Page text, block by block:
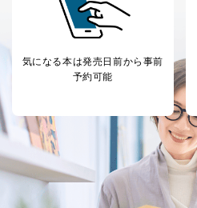
法令に基づく場合
人の生命､身体または財産
場合であって、本人の同意
公衆衛生の向上または児童
に特に必要がある場合であ
国の機関もしくは地方公共
た者が法令の定める事務を
する必要がある場合であっ
により当該事務の遂行に支
き。
上記２．の利用目的を実施
だ企業に、業務の一部とし
気になる本は発売日前から事前
予約可能